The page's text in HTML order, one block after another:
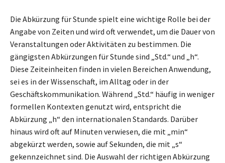
Die Abkürzung für Stunde spielt eine wichtige Rolle bei der
Angabe von Zeiten und wird oft verwendet, um die Dauer von
Veranstaltungen oder Aktivitäten zu bestimmen. Die
gängigsten Abkürzungen für Stunde sind „Std.“ und „h“.
Diese Zeiteinheiten finden in vielen Bereichen Anwendung,
sei es in der Wissenschaft, im Alltag oder in der
Geschäftskommunikation. Während „Std.“ häufig in weniger
formellen Kontexten genutzt wird, entspricht die
Abkürzung „h“ den internationalen Standards. Darüber
hinaus wird oft auf Minuten verwiesen, die mit „min“
abgekürzt werden, sowie auf Sekunden, die mit „s“
gekennzeichnet sind. Die Auswahl der richtigen Abkürzung